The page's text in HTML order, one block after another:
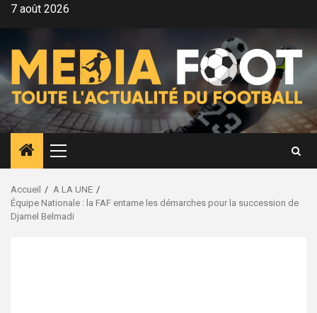
Aller7 août 2026
Menu
principal
Accueil
A LA UNE
Équipe Nationale : la FAF entame les démarches pour la succession de
Djamel Belmadi